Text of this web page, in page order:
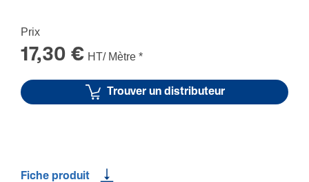
résistante aux UV
Prix
17,30 € HT/ Mètre *
Trouver un distributeur
Fiche produit